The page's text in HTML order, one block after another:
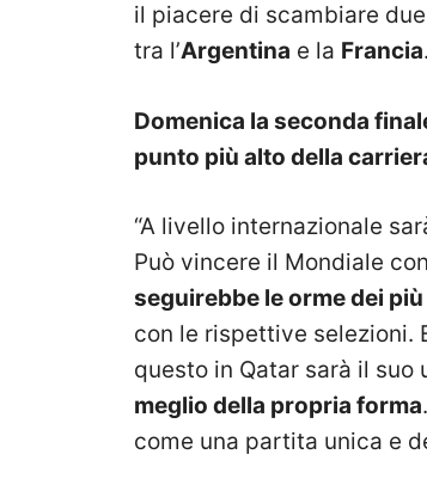
il piacere di scambiare
tra l’Argentina e la Francia.
Domenica la seconda
punto più alto della
“A livello internazionale
Può vincere il Mondiale
seguirebbe le orme dei
con le rispettive selezioni.
questo in Qatar sarà il suo
meglio della propria forma
come una partita unica e